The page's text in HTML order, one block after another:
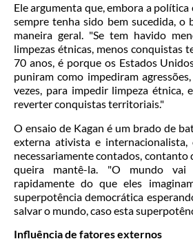
Ele argumenta que, embora a
sempre tenha sido bem sucedida, o
maneira geral. "Se tem havido
limpezas étnicas, menos conquistas
70 anos, é porque os Estados
puniram como impediram
vezes, para impedir limpeza étnica,
reverter conquistas territoriais."
O ensaio de Kagan é um brado de
externa ativista e internacionalista,
necessariamente contados, contanto
queira mantê-la. "O mundo
rapidamente do que eles
superpotência democrática
salvar o mundo, caso esta
Influência de fatores externos